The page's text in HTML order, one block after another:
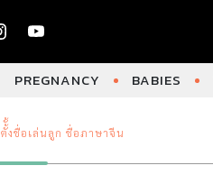
PREGNANCY BABIES
ตั้ั้งชื่อเล่นลูก ชื่อภาษาจีน